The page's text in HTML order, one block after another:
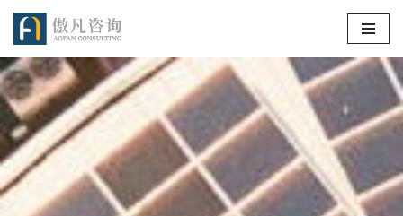
跳
至
正
文